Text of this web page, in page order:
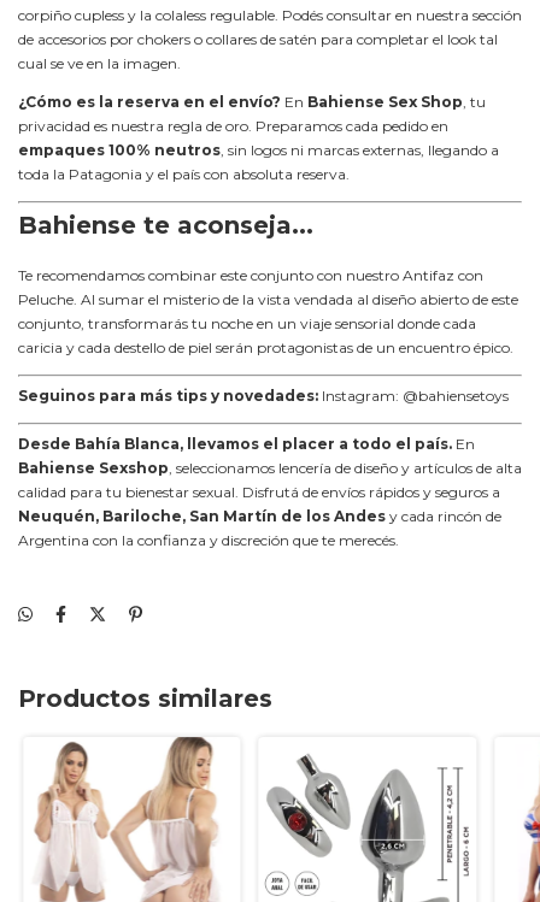
corpiño cupless y la colaless regulable. Podés consultar en nuestra sección
de accesorios por chokers o collares de satén para completar el look tal
cual se ve en la imagen.
¿Cómo es la reserva en el envío? En Bahiense Sex Shop, tu
privacidad es nuestra regla de oro. Preparamos cada pedido en
empaques 100% neutros, sin logos ni marcas externas, llegando a
toda la Patagonia y el país con absoluta reserva.
Bahiense te aconseja...
Te recomendamos combinar este conjunto con nuestro Antifaz con
Peluche. Al sumar el misterio de la vista vendada al diseño abierto de este
conjunto, transformarás tu noche en un viaje sensorial donde cada
caricia y cada destello de piel serán protagonistas de un encuentro épico.
Seguinos para más tips y novedades: Instagram: @bahiensetoys
Desde Bahía Blanca, llevamos el placer a todo el país. En
Bahiense Sexshop, seleccionamos lencería de diseño y artículos de alta
calidad para tu bienestar sexual. Disfrutá de envíos rápidos y seguros a
Neuquén, Bariloche, San Martín de los Andes y cada rincón de
Argentina con la confianza y discreción que te merecés.
Productos similares